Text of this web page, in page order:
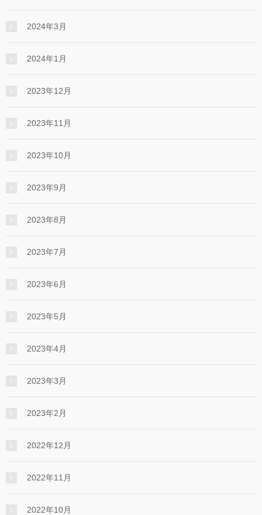
2024年3月
2024年1月
2023年12月
2023年11月
2023年10月
2023年9月
2023年8月
2023年7月
2023年6月
2023年5月
2023年4月
2023年3月
2023年2月
2022年12月
2022年11月
2022年10月